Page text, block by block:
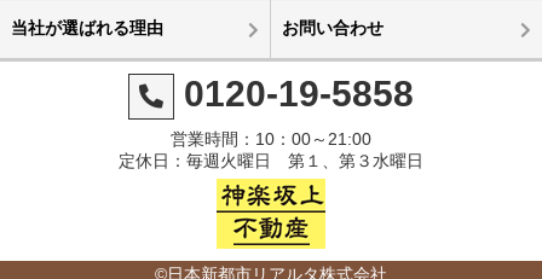
当社が選ばれる理由 お問い合わせ
0120-19-5858
営業時間：10：00～21:00
定休日：毎週火曜日 第１、第３水曜日
©日本新都市リアルタ株式会社